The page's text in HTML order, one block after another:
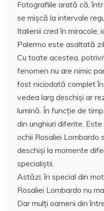
Fotografiile arată că,
se mişcă la intervale
Italienii cred în miracole,
Palermo este asaltată
Cu toate acestea,
fenomen nu are nimic
fost niciodată complet
vedea larg deschişi ar
lumină. În funcție de
din unghiuri diferite.
ochii Rosaliei Lombardo
deschişi la momente
specialiştii.
Astăzi, în special din
Rosaliei Lombardo nu
Dar mulți oameni din